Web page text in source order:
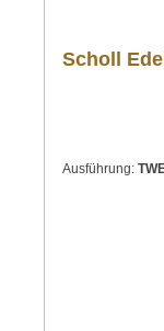
Scholl
Ausführung: